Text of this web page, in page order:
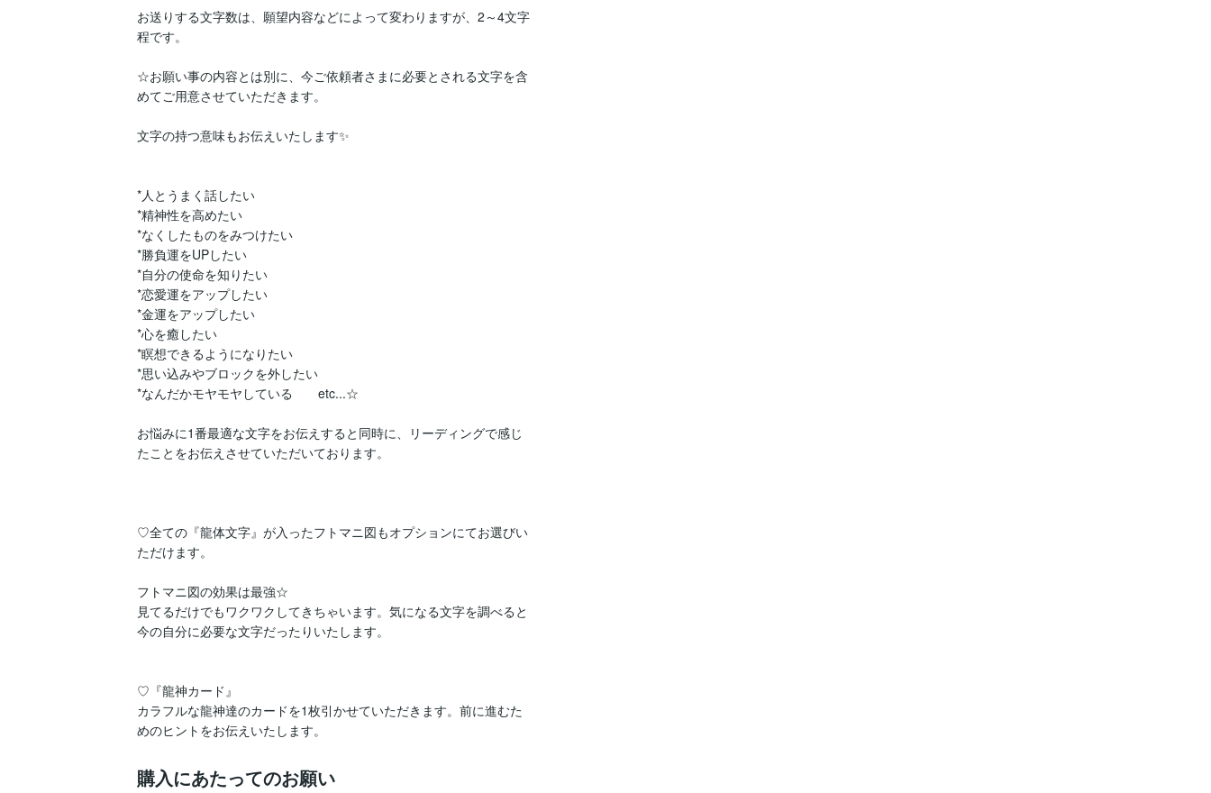
お送りする文字数は、願望内容などによって変わりますが、2～4文字
程です。
☆お願い事の内容とは別に、今ご依頼者さまに必要とされる文字を含
めてご用意させていただきます。
文字の持つ意味もお伝えいたします✨
*人とうまく話したい
*精神性を高めたい
*なくしたものをみつけたい
*勝負運をUPしたい
*自分の使命を知りたい
*恋愛運をアップしたい
*金運をアップしたい
*心を癒したい
*瞑想できるようになりたい
*思い込みやブロックを外したい
*なんだかモヤモヤしている　　etc...☆
お悩みに1番最適な文字をお伝えすると同時に、リーディングで感じ
たことをお伝えさせていただいております。
♡全ての『龍体文字』が入ったフトマニ図もオプションにてお選びい
ただけます。
フトマニ図の効果は最強☆
見てるだけでもワクワクしてきちゃいます。気になる文字を調べると
今の自分に必要な文字だったりいたします。
♡『龍神カード』
カラフルな龍神達のカードを1枚引かせていただきます。前に進むた
めのヒントをお伝えいたします。
購入にあたってのお願い